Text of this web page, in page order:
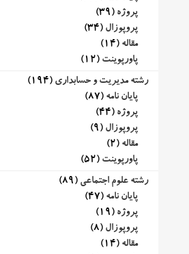
پروژه (39)
پروپوزال (34)
مقاله (14)
پاورپوینت (12)
رشته مدیریت و حسابداری (194)
پایان نامه (87)
پروژه (44)
پروپوزال (9)
مقاله (2)
پاورپوینت (52)
رشته علوم اجتماعی (89)
پایان نامه (47)
پروژه (19)
پروپوزال (8)
مقاله (14)